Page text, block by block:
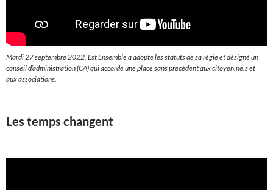
Mardi 27 septembre 2022, Est Ensemble a adopté les statuts de sa régie et désigné un
conseil d’administration (CA) qui accorde une place sans précédent aux citoyen.ne.s et
aux associations.
Les temps changent